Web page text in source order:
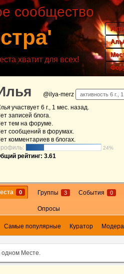
сообщество
хватит для всех!
@ilya-merz активность 6 г.,
участвует 6 г., 1 мес. назад.
записей блога.
тем на форуме.
сообщений в форумах.
комментариев в блогах.
24%
рейтинг: 3.61
0 Группы 3 События 0
Опросы
Самые популярные Куратор
одном Месте.